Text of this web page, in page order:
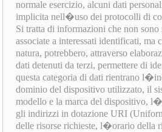
normale esercizio, alcuni dati
implicita nell�uso dei protocolli di
Si tratta di informazioni che non sono
associate a interessati identificati, ma
natura, potrebbero, attraverso
dati detenuti da terzi, permettere di
questa categoria di dati rientrano
dominio del dispositivo utilizzato, il
modello e la marca del dispositivo,
gli indirizzi in dotazione URI
delle risorse richieste, l�orario della